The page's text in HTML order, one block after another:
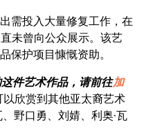
需投入大量修复工作，在
未曾向公众展示。该艺
保护项目慷慨资助。
件艺术作品，请前往加
欣赏到其他亚太裔艺术
野口勇、刘婧、利奥·瓦